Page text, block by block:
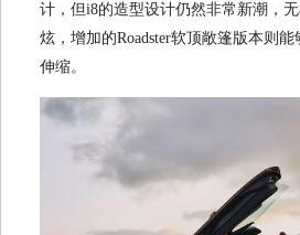
计，但i8的造型设计仍然非常新潮，
炫，增加的Roadster软顶敞篷版本则
伸缩。